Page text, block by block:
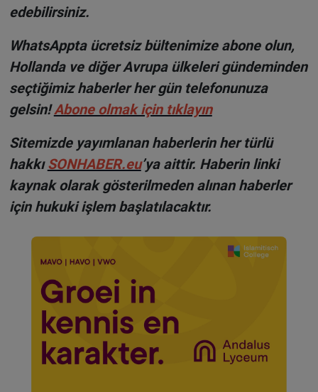
edebilirsiniz.
WhatsAppta ücretsiz bültenimize abone olun,
Hollanda ve diğer Avrupa ülkeleri gündeminden
seçtiğimiz haberler her gün telefonunuza
gelsin!Abone olmak için tıklayın
Sitemizde yayımlanan haberlerin her türlü
hakkıSONHABER.eu’ya aittir. Haberin linki
kaynak olarak gösterilmeden alınan haberler
için hukuki işlem başlatılacaktır.